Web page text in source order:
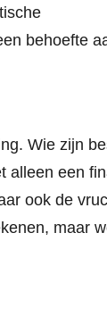
behoefte
Wie zijn
alleen een
ook de
maar